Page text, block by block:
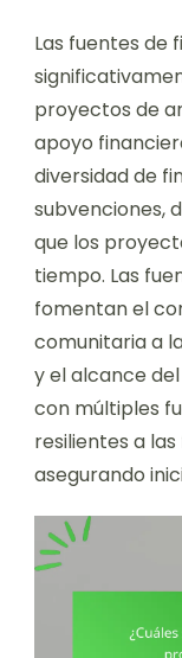
Las fuentes de
proyectos de
apoyo
diversidad de
subvenciones,
que los
tiempo. Las
fomentan el
comunitaria a
y el alcance
con múltiples
resilientes a
asegurando